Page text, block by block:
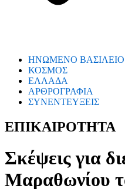
ΗΝΩΜΕΝΟ ΒΑΣΙΛΕΙΟ
ΚΟΣΜΟΣ
ΕΛΛΑΔΑ
ΑΡΘΡΟΓΡΑΦΙΑ
ΣΥΝΕΝΤΕΥΞΕΙΣ
ΕΠΙΚΑΙΡΟΤΗΤΑ
Σκέψεις για
Μαραθωνίου